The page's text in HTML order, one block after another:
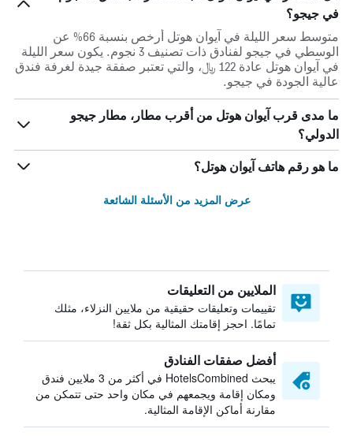
في جيجو؟
متوسط سعر الليلة في آيوان هوتل أرخص بنسبة 66% عن
الوسطي في جيجو لفنادق ذات تصنيف 3 نجوم. يكون سعر الليلة
في آيوان هوتل عادة 122 ﷼، والتي تعتبر صفقة جيدة لغرفة فندق
عالية الجودة في جيجو.
ما مدى قرب آيوان هوتل من أقرب مطار، مطار جيجو
الدولي؟
ما هو رقم هاتف آيوان هوتل؟
عرض المزيد من الأسئلة الشائعة
الملايين من التعليقات
تقييمات وتعليقات حقيقية من ملايين النزلاء، مثلك
تمامًا. احجز إقامتك المثالية بكل ثقة!
أفضل صفقات الفنادق
يبحث HotelsCombined في أكثر من 3 ملايين فندق
ومكان إقامة ويجمعهم في مكان واحد حتى تتمكن من
مقارنة أماكن الإقامة المثالية.